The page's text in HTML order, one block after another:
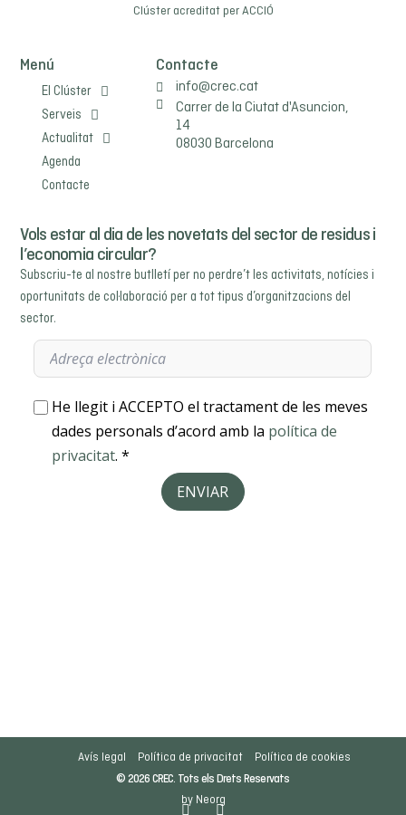
Clúster acreditat perACCIÓ
Menú
El Clúster
Serveis
Actualitat
Agenda
Contacte
Contacte
info@crec.cat
Carrer de la Ciutat d'Asuncion,
14
08030 Barcelona
Vols estar al dia de les novetats del sector de residus i
l’economia circular?
Subscriu-te al nostre butlletí per no perdre’t les activitats, notícies i
oportunitats de col·laboració per a tot tipus d’organitzacions del
sector.
Avís legal Política de privacitat Política de cookies
© 2026 CREC. Tots els Drets Reservats
by Neorg